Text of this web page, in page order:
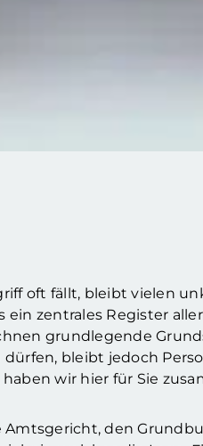
oft fällt, bleibt vielen
zentrales Register
grundlegende
bleibt jedoch
wir hier für Sie
den